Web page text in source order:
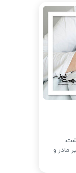
مادر و